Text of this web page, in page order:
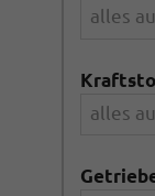
alles
alles